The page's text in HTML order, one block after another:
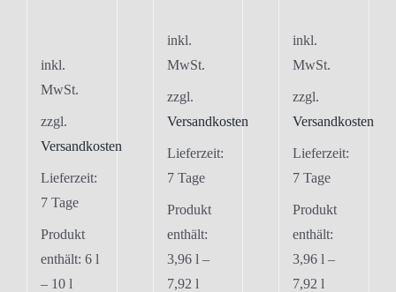
inkl.
MwSt.
zzgl.
Versandkosten
Lieferzeit:
7 Tage
Produkt
enthält: 6 l
– 10 l
inkl.
MwSt.
zzgl.
Versandkosten
Lieferzeit:
7 Tage
Produkt
enthält:
3,96 l –
7,92 l
inkl.
MwSt.
zzgl.
Versandkosten
Lieferzeit:
7 Tage
Produkt
enthält:
3,96l –
7,92l